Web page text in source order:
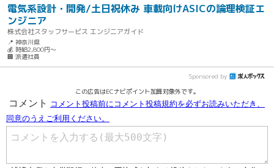
電気系設計・開発/土日祝休み 車載向けASICの論理検証エ
ンジニア
株式会社スタッフサービス エンジニアガイド
📍 神奈川県
💰 時給2,800円～
🏢 派遣社員
Sponsored by
この広告はECナビポイント加算対象外です。